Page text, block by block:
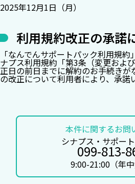
2025年12月1日（月）
利用規約改正の承諾
「なんでんサポートパック利用規
ナプス利用規約「第3条（変更およ
正日の前日までに解約のお手続き
の改正について利用者により、承諾
本件に関するお問
シナプス・サポー
099-813-
9:00-21:00（年中